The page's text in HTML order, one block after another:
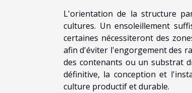
L'orientation de la structure
cultures. Un ensoleillement
certaines nécessiteront des
afin d'éviter l'engorgement des
des contenants ou un substrat
définitive, la conception et
culture productif et durable.